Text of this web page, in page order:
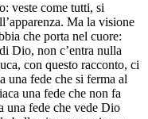
veste come tutti, si
Ma la visione
che porta nel cuore:
Dio, non c’entra nulla
con questo racconto, ci
una fede che si ferma al
una fede che non fa
una fede che vede Dio